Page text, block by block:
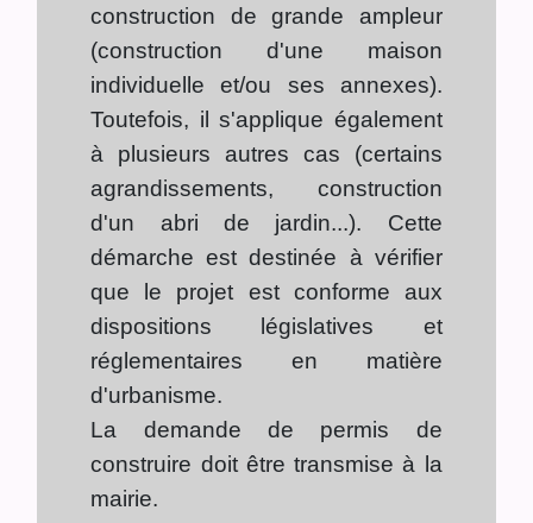
construction de grande ampleur
(construction d'une maison
individuelle et/ou ses annexes).
Toutefois, il s'applique également
à plusieurs autres cas (certains
agrandissements, construction
d'un abri de jardin...). Cette
démarche est destinée à vérifier
que le projet est conforme aux
dispositions législatives et
réglementaires en matière
d'urbanisme.
La demande de permis de
construire doit être transmise à la
mairie.